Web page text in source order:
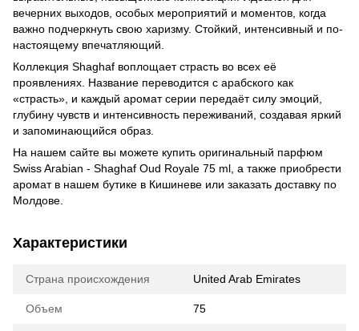
вечерних выходов, особых мероприятий и моментов, когда
важно подчеркнуть свою харизму. Стойкий, интенсивный и по-
настоящему впечатляющий.
Коллекция Shaghaf воплощает страсть во всех её
проявлениях. Название переводится с арабского как
«страсть», и каждый аромат серии передаёт силу эмоций,
глубину чувств и интенсивность переживаний, создавая яркий
и запоминающийся образ.
На нашем сайте вы можете купить оригинальный парфюм
Swiss Arabian - Shaghaf Oud Royale 75 ml, а также приобрести
аромат в нашем бутике в Кишиневе или заказать доставку по
Молдове.
Характеристики
Страна происхождения United Arab Emirates
Объем 75